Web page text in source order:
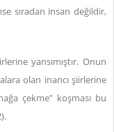
sıradan insan değildir,
yansımıştır. Onun
olan inancı şiirlerine
çekme” koşması bu